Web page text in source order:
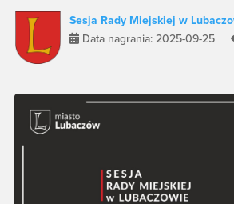
Sesja Rady Miejskiej w
Data nagrania: 2025-09-25